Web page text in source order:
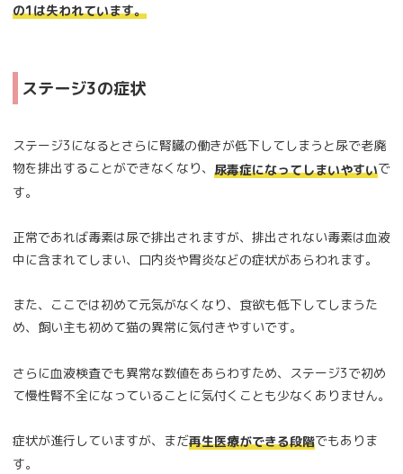
の1は失われています。
ステージ3の症状
ステージ3になるとさらに腎臓の働きが低下してしまうと尿で老廃
物を排出することができなくなり、 尿毒症になってしまいやすいで
す。
正常であれば毒素は尿で排出されますが、排出されない毒素は血液
中に含まれてしまい、口内炎や胃炎などの症状があらわれます。
また、ここでは初めて元気がなくなり、食欲も低下してしまうた
め、飼い主も初めて猫の異常に気付きやすいです。
さらに血液検査でも異常な数値をあらわすため、ステージ3で初め
て慢性腎不全になっていることに気付くことも少なくありません。
症状が進行していますが、まだ再生医療ができる段階でもありま
す。